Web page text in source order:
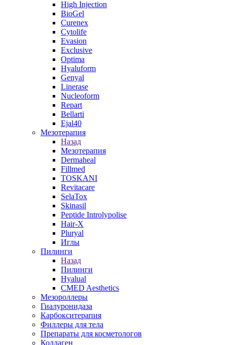
High Injection
BioGel
Curenex
Cytolife
Evasion
Exclusive
Optima
Hyaluform
Genyal
Linerase
Nucleoform
Repart
Bellarti
Ejal40
Мезотерапия
Назад
Мезотерапия
Dermaheal
Fillmed
TOSKANI
Revitacare
SelaTox
Skinasil
Peptide Introlypolise
Hair-X
Pluryal
Иглы
Пилинги
Назад
Пилинги
Hyalual
CMED Aesthetics
Мезороллеры
Гиалуронидаза
Карбокситерапия
Филлеры для тела
Препараты для косметологов
Коллаген